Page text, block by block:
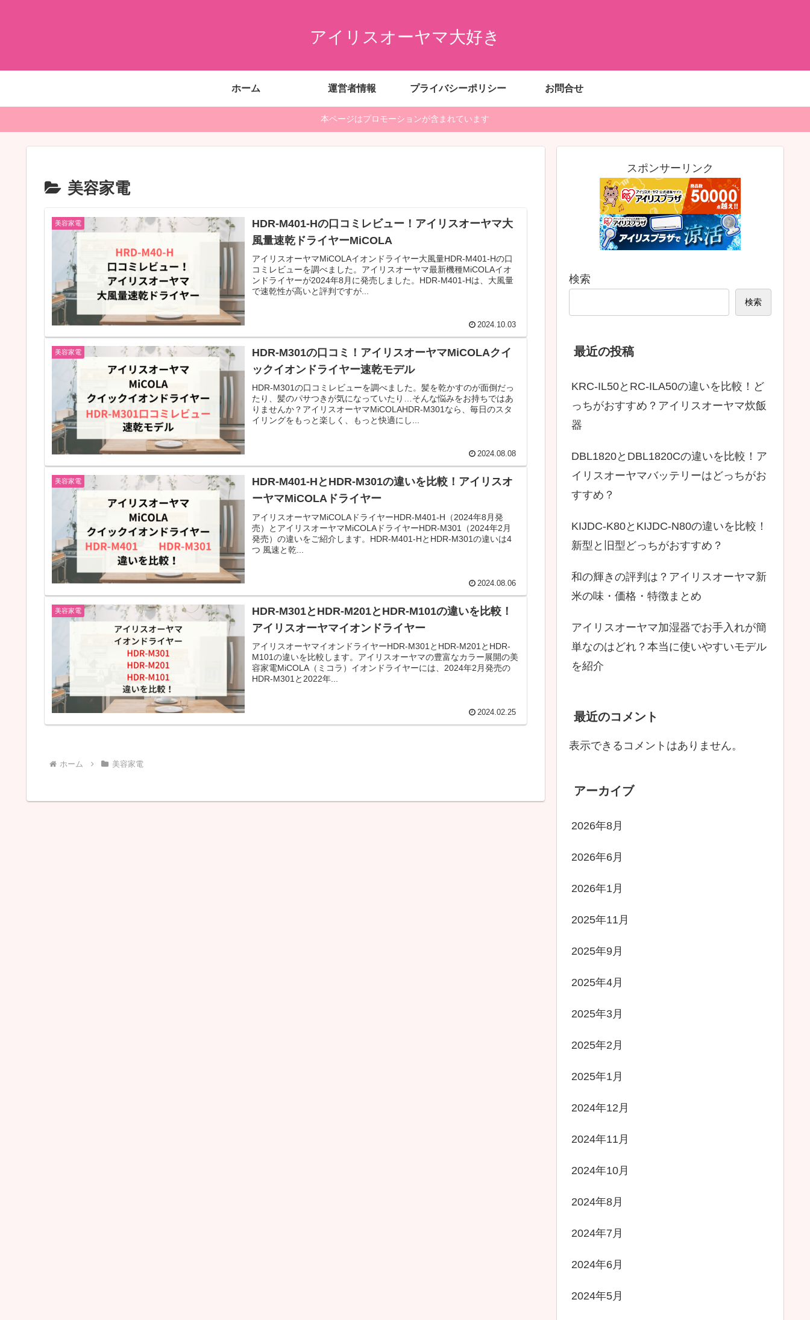
アイリスオーヤマ大好き
ホーム 運営者情報 プライバシーポリシー お問合せ
本ページはプロモーションが含まれています
美容家電
美容家電
HDR-M401-Hの口コミレビュー！アイリスオーヤマ大
風量速乾ドライヤーMiCOLA
アイリスオーヤマMiCOLAイオンドライヤー大風量HDR-M401-Hの口
コミレビューを調べました。アイリスオーヤマ最新機種MiCOLAイオ
ンドライヤーが2024年8月に発売しました。HDR-M401-Hは、大風量
で速乾性が高いと評判ですが...
2024.10.03
美容家電
HDR-M301の口コミ！アイリスオーヤマMiCOLAクイ
ックイオンドライヤー速乾モデル
HDR-M301の口コミレビューを調べました。髪を乾かすのが面倒だっ
たり、髪のパサつきが気になっていたり…そんな悩みをお持ちではあ
りませんか？アイリスオーヤマMiCOLAHDR-M301なら、毎日のスタ
イリングをもっと楽しく、もっと快適にし...
2024.08.08
美容家電
HDR-M401-HとHDR-M301の違いを比較！アイリスオ
ーヤマMiCOLAドライヤー
アイリスオーヤマMiCOLAドライヤーHDR-M401-H（2024年8月発
売）とアイリスオーヤマMiCOLAドライヤーHDR-M301（2024年2月
発売）の違いをご紹介します。HDR-M401-HとHDR-M301の違いは4
つ 風速と乾...
2024.08.06
美容家電
HDR-M301とHDR-M201とHDR-M101の違いを比較！
アイリスオーヤマイオンドライヤー
アイリスオーヤマイオンドライヤーHDR-M301とHDR-M201とHDR-
M101の違いを比較します。アイリスオーヤマの豊富なカラー展開の美
容家電MiCOLA（ミコラ）イオンドライヤーには、2024年2月発売の
HDR-M301と2022年...
2024.02.25
ホーム 美容家電
スポンサーリンク
検索
検索
最近の投稿
KRC-IL50とRC-ILA50の違いを比較！ど
っちがおすすめ？アイリスオーヤマ炊飯
器
DBL1820とDBL1820Cの違いを比較！ア
イリスオーヤマバッテリーはどっちがお
すすめ？
KIJDC-K80とKIJDC-N80の違いを比較！
新型と旧型どっちがおすすめ？
和の輝きの評判は？アイリスオーヤマ新
米の味・価格・特徴まとめ
アイリスオーヤマ加湿器でお手入れが簡
単なのはどれ？本当に使いやすいモデル
を紹介
最近のコメント
表示できるコメントはありません。
アーカイブ
2026年8月
2026年6月
2026年1月
2025年11月
2025年9月
2025年4月
2025年3月
2025年2月
2025年1月
2024年12月
2024年11月
2024年10月
2024年8月
2024年7月
2024年6月
2024年5月